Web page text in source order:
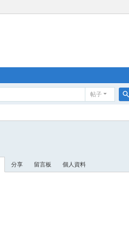
帖子
索
分享 留言板 個人資料